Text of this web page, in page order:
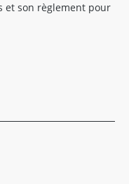
et son règlement pour